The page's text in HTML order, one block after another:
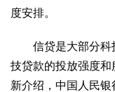
生态文明
地方
度安排。
信贷是大部分科技
技贷款的投放强度和
新介绍，中国人民